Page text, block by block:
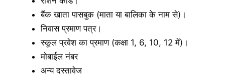
बैंक खाता पासबुक (माता या बालिका के नाम से)।
निवास प्रमाण पत्र।
स्कूल प्रवेश का प्रमाण (कक्षा 1, 6, 10, 12 में)।
मोबाईल नंबर
अन्य दस्तावेज